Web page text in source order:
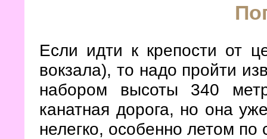
Если идти к крепости от
вокзала), то надо пройти
набором высоты 340
канатная дорога, но она
нелегко, особенно летом по